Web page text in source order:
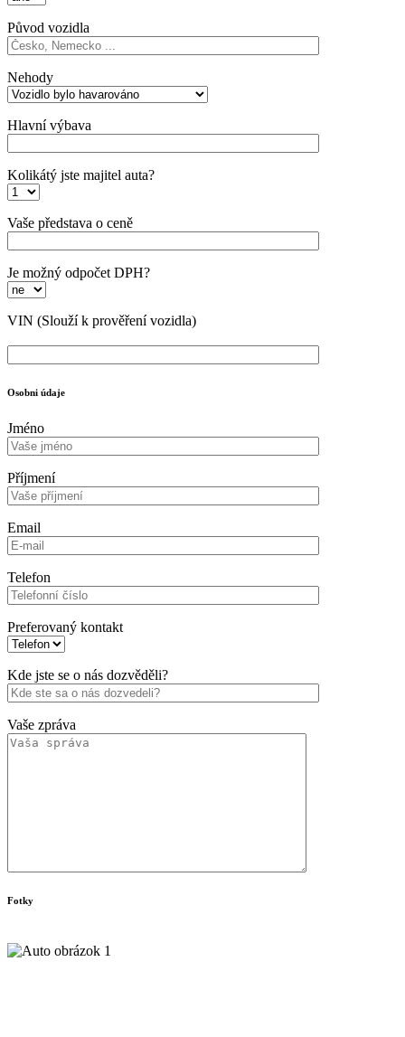
Původ vozidla
Nehody
Hlavní výbava
Kolikátý jste majitel auta?
Vaše představa o ceně
Je možný odpočet DPH?
VIN (Slouží k prověření vozidla)
Osobni údaje
Jméno
Příjmení
Email
Telefon
Preferovaný kontakt
Kde jste se o nás dozvěděli?
Vaše zpráva
Fotky